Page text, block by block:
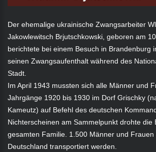
Der ehemalige ukrainische Zwangsarbeiter
Jakowlewitsch Brjutschkowski, geboren am
berichtete bei einem Besuch in Brandenburg
seinen Zwangsaufenthalt während des
Stadt.
Im April 1943 mussten sich alle Männer und
Jahrgänge 1920 bis 1930 im Dorf Grischky
Kameutz) auf Befehl des deutschen
Nichterscheinen am Sammelpunkt drohte die
gesamten Familie. 1.500 Männer und Frauen
Deutschland transportiert werden.